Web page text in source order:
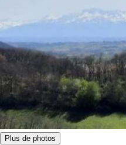
Plus de photos